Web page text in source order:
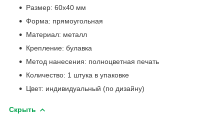
Размер: 60x40 мм
Форма: прямоугольная
Материал: металл
Крепление: булавка
Метод нанесения: полноцветная печать
Количество: 1 штука в упаковке
Цвет: индивидуальный (по дизайну)
Скрыть